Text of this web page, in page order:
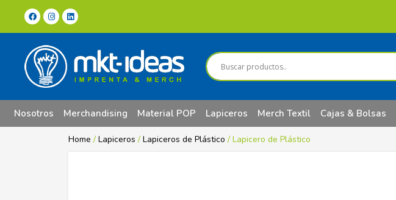
Nosotros Merchandising Material POP Lapiceros Merch Textil Cajas & Bolsas
Home / Lapiceros / Lapiceros de Plástico / Lapicero de Plástico